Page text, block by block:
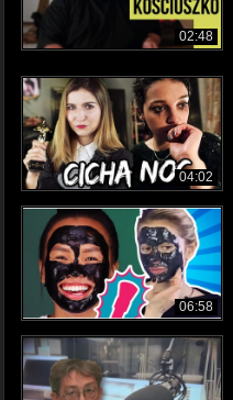
02:48
04:02
06:58